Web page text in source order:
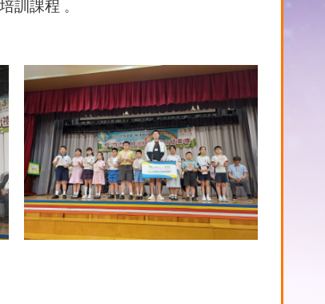
訓課程 。